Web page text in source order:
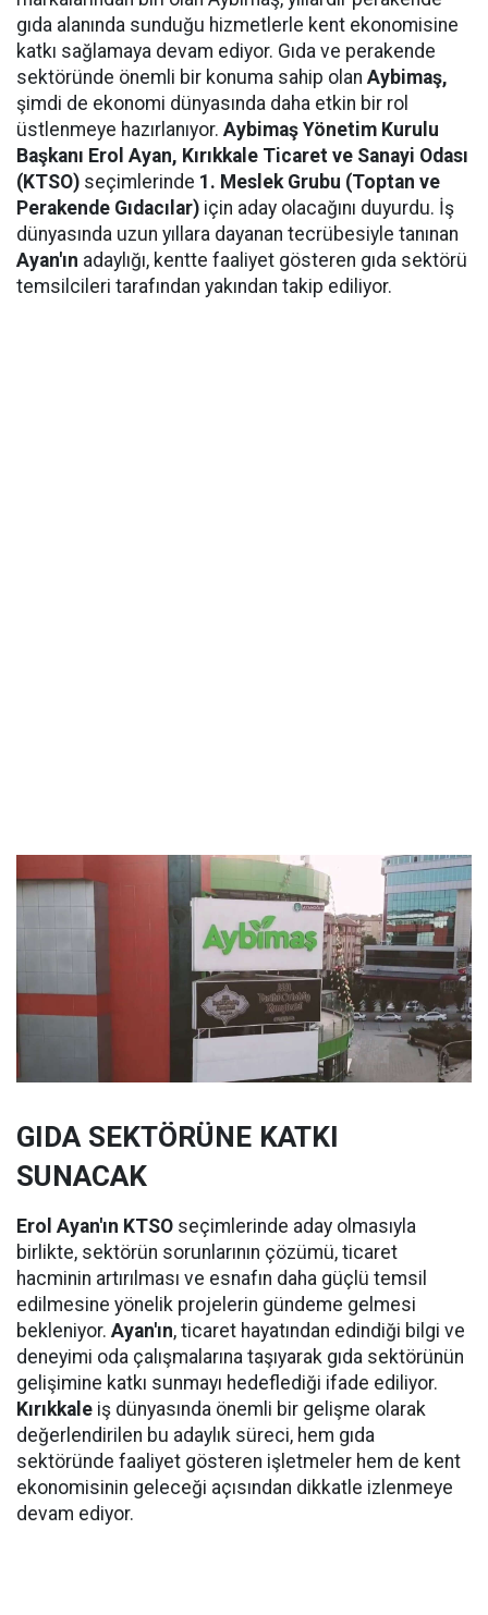
gıda alanında sunduğu hizmetlerle kent ekonomisine
katkı sağlamaya devam ediyor. Gıda ve perakende
sektöründe önemli bir konuma sahip olan Aybimaş,
şimdi de ekonomi dünyasında daha etkin bir rol
üstlenmeye hazırlanıyor. Aybimaş Yönetim Kurulu
Başkanı Erol Ayan, Kırıkkale Ticaret ve Sanayi Odası
(KTSO) seçimlerinde 1. Meslek Grubu (Toptan ve
Perakende Gıdacılar) için aday olacağını duyurdu. İş
dünyasında uzun yıllara dayanan tecrübesiyle tanınan
Ayan'ın adaylığı, kentte faaliyet gösteren gıda sektörü
temsilcileri tarafından yakından takip ediliyor.
GIDA SEKTÖRÜNE KATKI
SUNACAK
Erol Ayan'ın KTSO seçimlerinde aday olmasıyla
birlikte, sektörün sorunlarının çözümü, ticaret
hacminin artırılması ve esnafın daha güçlü temsil
edilmesine yönelik projelerin gündeme gelmesi
bekleniyor. Ayan'ın, ticaret hayatından edindiği bilgi ve
deneyimi oda çalışmalarına taşıyarak gıda sektörünün
gelişimine katkı sunmayı hedeflediği ifade ediliyor.
Kırıkkale iş dünyasında önemli bir gelişme olarak
değerlendirilen bu adaylık süreci, hem gıda
sektöründe faaliyet gösteren işletmeler hem de kent
ekonomisinin geleceği açısından dikkatle izlenmeye
devam ediyor.